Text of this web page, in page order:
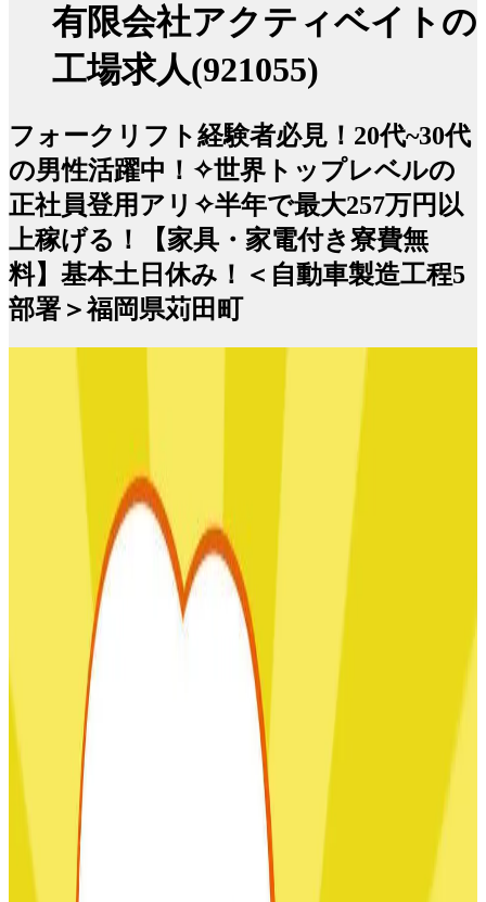
有限会社アクティベイトの
工場求人(921055)
フォークリフト経験者必見！20代~30代
の男性活躍中！✧世界トップレベルの
正社員登用アリ✧半年で最大257万円以
上稼げる！【家具・家電付き寮費無
料】基本土日休み！＜自動車製造工程5
部署＞福岡県苅田町